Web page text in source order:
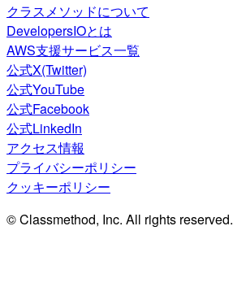
クラスメソッドについて
DevelopersIOとは
AWS支援サービス一覧
公式X(Twitter)
公式YouTube
公式Facebook
公式LinkedIn
アクセス情報
プライバシーポリシー
クッキーポリシー
© Classmethod, Inc. All rights reserved.